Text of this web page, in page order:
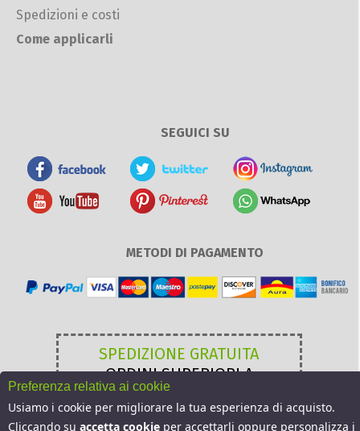
Spedizioni e costi
Come applicarli
SEGUICI SU
METODI DI PAGAMENTO
SPEDIZIONE GRATUITA
ORDINI SUPERIORI A
49,00 €
Preferenza relativa ai cookie
Usiamo i cookie per migliorare la tua esperienza di acquisto.
Cliccando su accetta cookie per accettarli oppure personalizza i